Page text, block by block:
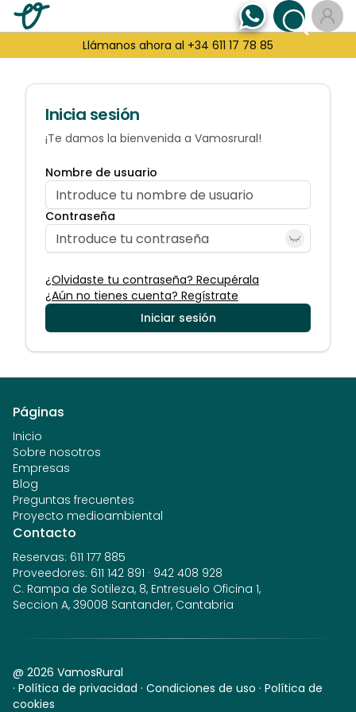
Llámanos ahora al +34 611 17 78 85
Inicia sesión
¡Te damos la bienvenida a Vamosrural!
Nombre de usuario
Contraseña
¿Olvidaste tu contraseña? Recupérala
¿Aún no tienes cuenta? Regístrate
Iniciar sesión
Páginas
Inicio
Sobre nosotros
Empresas
Blog
Preguntas frecuentes
Proyecto medioambiental
Contacto
Reservas: 611 177 885
Proveedores: 611 142 891 · 942 408 928
C. Rampa de Sotileza, 8, Entresuelo Oficina 1,
Seccion A, 39008 Santander, Cantabria
@ 2026 VamosRural
· Política de privacidad · Condiciones de uso · Política de
cookies